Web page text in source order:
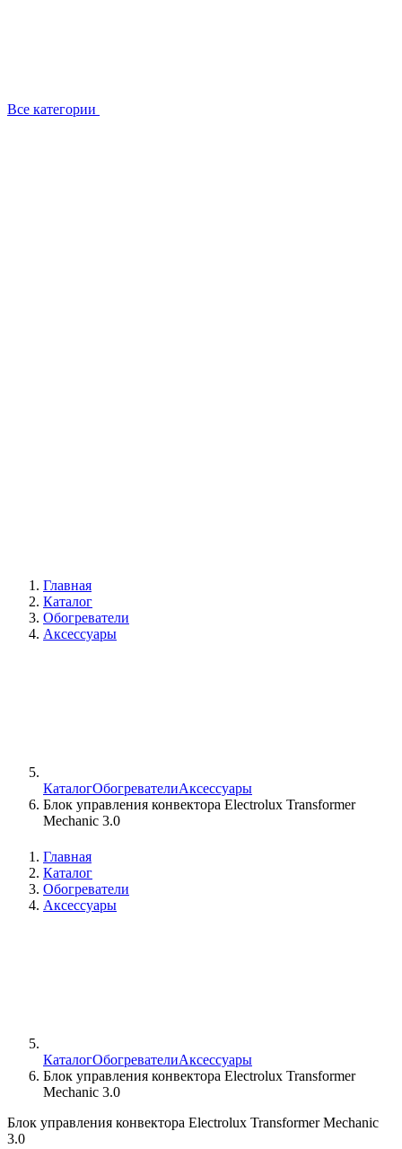
Все категории
Главная
Каталог
Обогреватели
Аксессуары
КаталогОбогревателиАксессуары
Блок управления конвектора Electrolux Transformer
Mechanic 3.0
Главная
Каталог
Обогреватели
Аксессуары
КаталогОбогревателиАксессуары
Блок управления конвектора Electrolux Transformer
Mechanic 3.0
Блок управления конвектора Electrolux Transformer Mechanic
3.0